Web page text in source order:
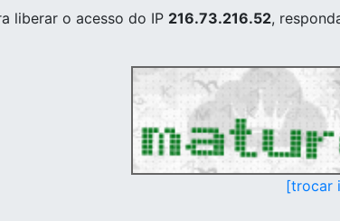
liberar o acesso do IP 216.73.216.52,
[trocar